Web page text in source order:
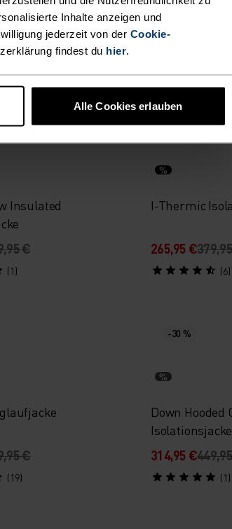
Inhalte anzeigen und
jederzeit von der Cookie-
findest du hier.
Alle Cookies erlauben
€
Laufjacke
97,95 €
Insulated
€
(1)
-30 %
%
I-Thermic
265,95 €
(6)
€
(19)
-30 %
%
Down Hooded
Isolationsjacke
314,95 €
(1)